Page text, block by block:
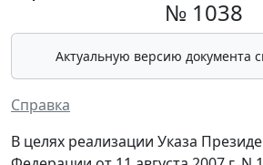
№ 1038
Актуальную версию документа
Справка
В целях реализации Указа